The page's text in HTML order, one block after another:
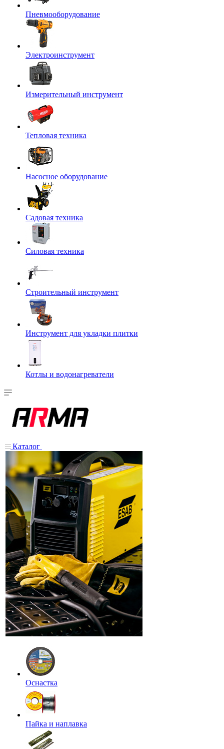
Пневмооборудование
Электроинструмент
Измерительный инструмент
Тепловая техника
Насосное оборудование
Садовая техника
Силовая техника
Строительный инструмент
Инструмент для укладки плитки
Котлы и водонагреватели
Каталог
Оснастка
Пайка и наплавка